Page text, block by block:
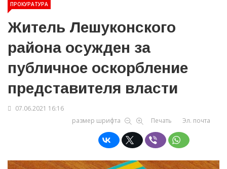
ПРОКУРАТУРА
Житель Лешуконского
района осужден за
публичное оскорбление
представителя власти
07.06.2021 16:16
размер шрифта
Печать Эл. почта